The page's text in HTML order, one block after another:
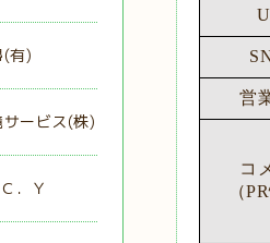
営
コ
（
(有)
ービス(株)
．Ｙ